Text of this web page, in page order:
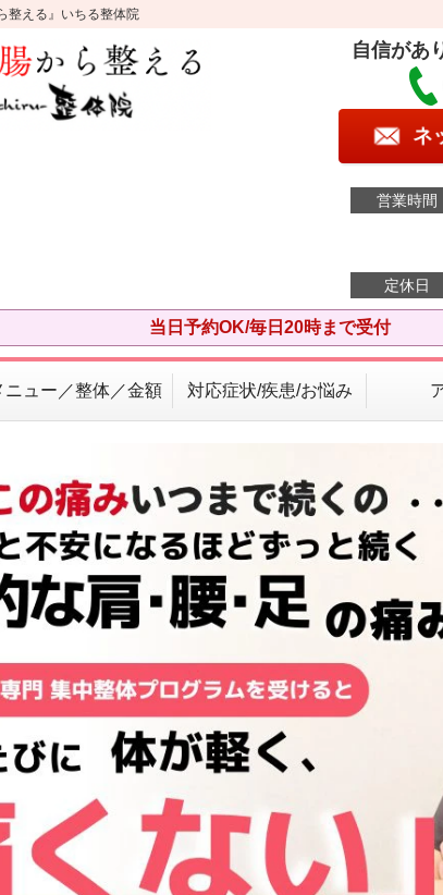
整える』いちる整体院
自信があ
ネ
営業時間
定休日
当日予約OK/毎日20時まで受付
ニュー／整体／金額 対応症状/疾患/お悩み